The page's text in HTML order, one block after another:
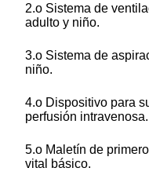
2.o Sistema de
adulto y niño.
3.o Sistema de
niño.
4.o Dispositivo para
perfusión intravenosa.
5.o Maletín de
vital básico.